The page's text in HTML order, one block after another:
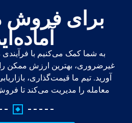
برای فروش
به شما کمک می‌کنیم با
غیرضروری، بهترین ارزش ممکن
آورید. تیم ما قیمت‌گذاری،
معامله را مدیریت می‌کند تا